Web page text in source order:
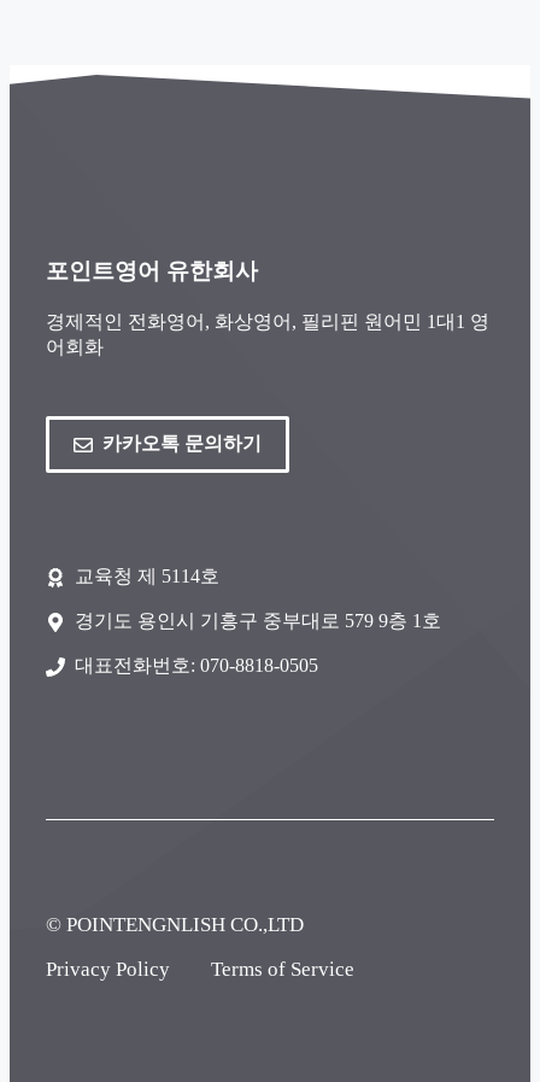
포인트영어 유한회사
경제적인 전화영어, 화상영어, 필리핀 원어민 1대1 영
어회화
카카오톡 문의하기
교육청 제 5114호
경기도 용인시 기흥구 중부대로 579 9층 1호
대표전화번호: 070-8818-0505
© POINTENGNLISH CO.,LTD
Privacy Policy
Terms of Service